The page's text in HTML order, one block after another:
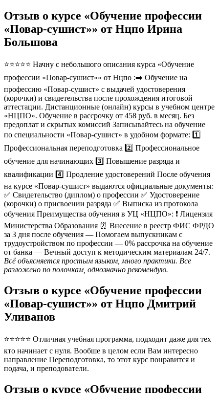
Отзыв о курсе «Обучение профессии
«Повар-сушист»» от Нцпо Ирина
Большова
⭐⭐⭐⭐⭐ Начну с небольшого описания курса «Обучение
профессии «Повар-сушист»» от Нцпо :➡️ Обучение на
профессию «Повар-сушист» с выдачей удостоверения
(корочки) и свидетельства после прохождения итоговой
аттестации. Дистанционные (онлайн) курсы в учебном центре
«НЦПО». Обучение в рассрочку от 458 руб. в месяц. Без
предоплат и скрытых комиссий Записывайтесь на обучение
по специальности «Повар-сушист» в удобном формате: 1️⃣
Профессиональная переподготовка 2️⃣ Профессиональное
обучение для начинающих 3️⃣ Повышение разряда и
квалификации 4️⃣ Продление удостоверений После обучения
на курсе «Повар-сушист» выдаются официальные документы:
✅ Свидетельство (диплом) о профессии ✅ Удостоверение
(корочки) о присвоении разряда ✅ Выписка из протокола
обучения Преимущества обучения в УЦ «НЦПО»: ❗️ Лицензия
Министерства Образования ⏰ Внесение в реестр ФИС ФРДО
за 3 дня после обучения — Помогаем выпускникам с
трудоустройством по профессии — 0% рассрочка на обучение
от банка — Вечный доступ к методическим материалам 24/7.
Всё объясняется простым языком, много практики. Все
разложено по полочкам, однозначно рекомендую.
Отзыв о курсе «Обучение профессии
«Повар-сушист»» от Нцпо Дмитрий
Уливанов
⭐⭐⭐⭐⭐ Отличная учебная программа, подходит даже для тех
кто начинает с нуля. Вообше в целом если Вам интересно
направление Переподготовка, то этот курс понравится и
подача, и преподователи.
Отзыв о курсе «Обучение профессии